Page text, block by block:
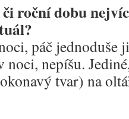
roční dobu
páč jednoduše
noci, nepíšu.
tvar) na